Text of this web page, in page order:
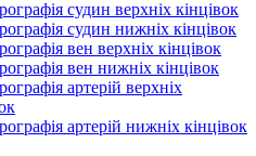
судин верхніх кінцівок
судин нижніх кінцівок
вен верхніх кінцівок
вен нижніх кінцівок
артерій верхніх
артерій нижніх кінцівок